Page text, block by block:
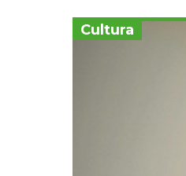
Cultura